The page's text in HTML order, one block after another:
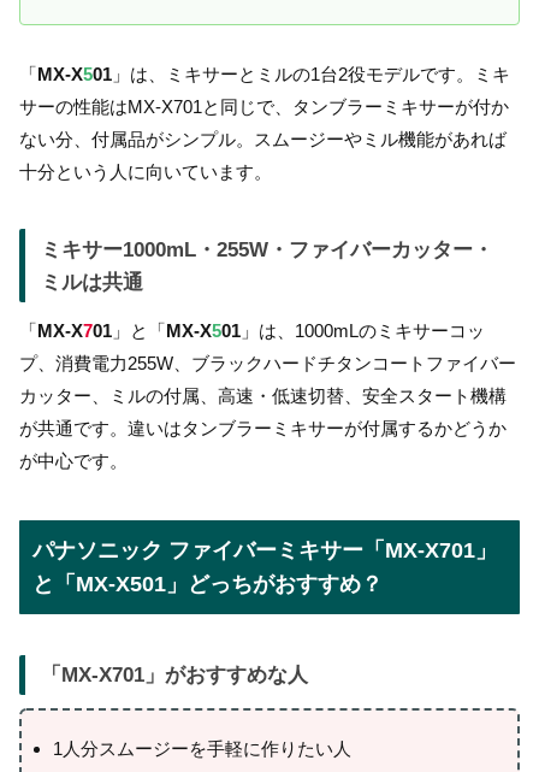
「MX-X501 」は、ミキサーとミルの1台2役モデルです。ミキ
サーの性能はMX-X701と同じで、タンブラーミキサーが付か
ない分、付属品がシンプル。スムージーやミル機能があれば
十分という人に向いています。
ミキサー1000mL・255W・ファイバーカッター・
ミルは共通
「MX-X701 」と「MX-X501 」は、1000mLのミキサーコッ
プ、消費電力255W、ブラックハードチタンコートファイバー
カッター、ミルの付属、高速・低速切替、安全スタート機構
が共通です。違いはタンブラーミキサーが付属するかどうか
が中心です。
パナソニック ファイバーミキサー「MX-X701」
と「MX-X501」どっちがおすすめ？
「 MX-X701 」がおすすめな人
1人分スムージーを手軽に作りたい人